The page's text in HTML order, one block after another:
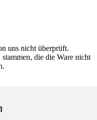
uns nicht überprüft.
die die Ware nicht